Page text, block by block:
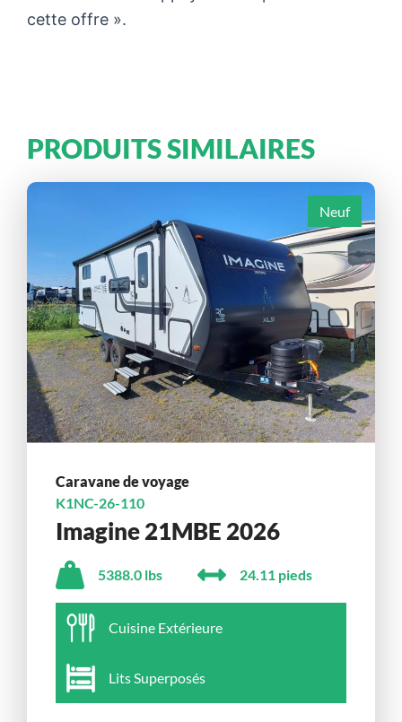
cette offre ».
PRODUITS SIMILAIRES
Neuf
Caravane de voyage
K1NC-26-110
Imagine 21MBE 2026
5388.0 lbs 24.11 pieds
Cuisine Extérieure
Lits Superposés